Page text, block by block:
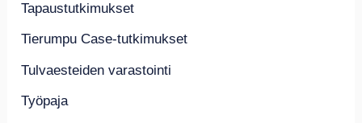
Tapaustutkimukset
Tierumpu Case-tutkimukset
Tulvaesteiden varastointi
Työpaja